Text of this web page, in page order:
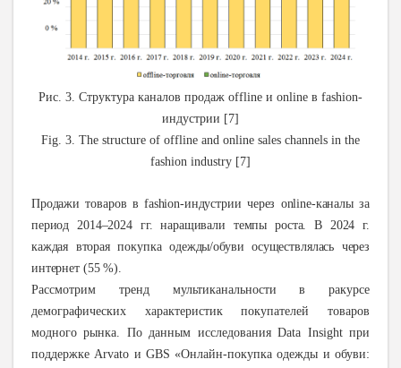
Рис. 3. Структура каналов продаж offline и online в fashion-
индустрии [7]
Fig. 3. The structure of offline and online sales channels in the
fashion industry [7]
Продажи товаров в fashion-индустрии через online-каналы за
период 2014–2024 гг. наращивали темпы роста. В 2024 г.
каждая вторая покупка одежды/обуви осуществлялась через
интернет (55%).
Рассмотрим тренд мультиканальности в ракурсе
демографических характеристик покупателей товаров
модного рынка. По данным исследования Data Insight при
поддержке Arvato и GBS «Онлайн-покупка одежды и обуви: